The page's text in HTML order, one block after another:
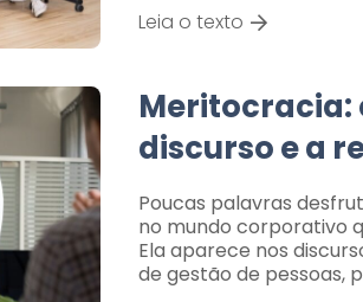
Leia o texto
Meritocracia:
discurso e a
Poucas palavras
no mundo corporativo
Ela aparece nos
de gestão de pessoas,